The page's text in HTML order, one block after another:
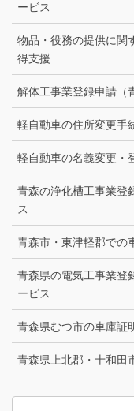
ービス
物品・役務の提供に関
得支援
解体工事業登録申請（
軽自動車の住所変更手
軽自動車の名義変更・
青森の浄化槽工事業登
ス
青森市・東津軽郡での
青森県の電気工事業登
ービス
青森県むつ市の車庫証
青森県上北郡・十和田